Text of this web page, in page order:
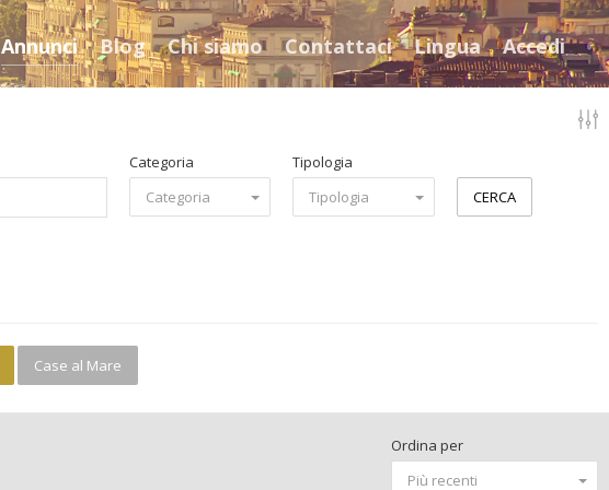
Accedi
Annunci Blog Chi siamo Contattaci Lingua
Categoria
Categoria
Tipologia
Tipologia
CERCA
Case al Mare
Ordina per
Più recenti